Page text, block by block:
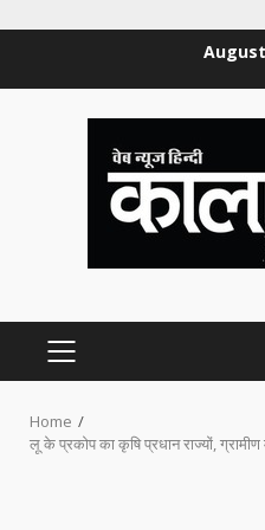
PRIMARY
Home
लू के प्रकोप का कृषि प्रधान राज्यों,